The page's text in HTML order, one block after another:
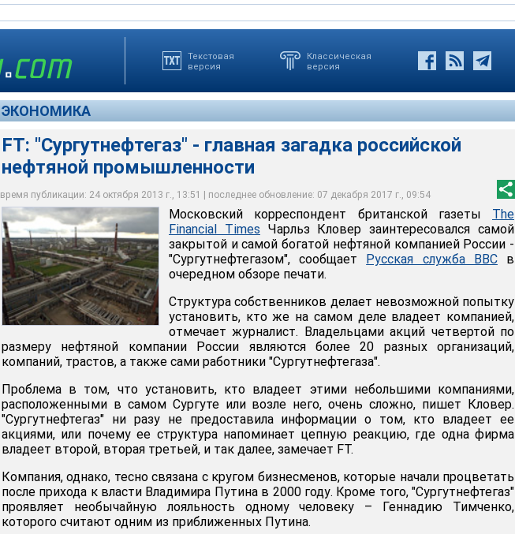
Текстовая
версия
Классическая
версия
ЭКОНОМИКА
FT: "Сургутнефтегаз" - главная загадка российской
нефтяной промышленности
время публикации: 24 октября 2013 г., 13:51 | последнее обновление: 07 декабря 2017 г., 09:54
Так же как многие государственные компании ведут себя так, как будто они частные,
"Сургутнефтегаз" – это частная компания, которая ведет себя как госкомпания
Russian Look Московский корреспондент британской газеты The
Financial Times Чарльз Кловер заинтересовался самой
закрытой и самой богатой нефтяной компанией России -
"Сургутнефтегазом", сообщает Русская служба BBCв
очередном обзоре печати.
Структура собственников делает невозможной попытку
установить, кто же на самом деле владеет компанией,
отмечает журналист. Владельцами акций четвертой по
размеру нефтяной компании России являются более 20 разных организаций,
компаний, трастов, а также сами работники "Сургутнефтегаза".
Проблема в том, что установить, кто владеет этими небольшими компаниями,
расположенными в самом Сургуте или возле него, очень сложно, пишет Кловер.
"Сургутнефтегаз" ни разу не предоставила информации о том, кто владеет ее
акциями, или почему ее структура напоминает цепную реакцию, где одна фирма
владеет второй, вторая третьей, и так далее, замечает FT.
Компания, однако, тесно связана с кругом бизнесменов, которые начали процветать
после прихода к власти Владимира Путина в 2000 году. Кроме того, "Сургутнефтегаз"
проявляет необычайную лояльность одному человеку – Геннадию Тимченко,
которого считают одним из приближенных Путина.